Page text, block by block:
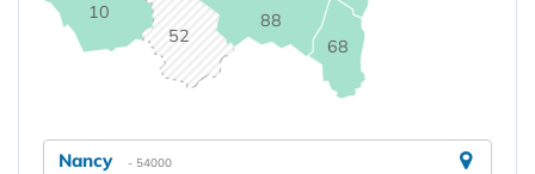
10
52
68
88
Nancy - 54000